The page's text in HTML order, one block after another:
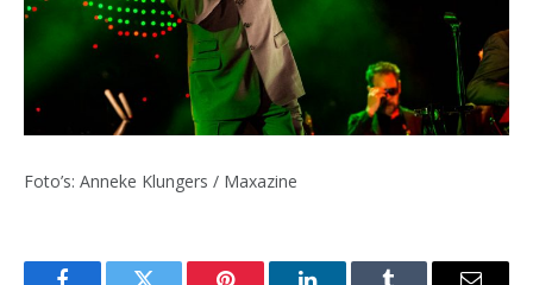
Foto’s: Anneke Klungers / Maxazine